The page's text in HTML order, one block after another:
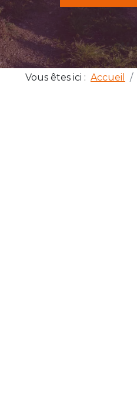
Vous êtes ici : Accueil